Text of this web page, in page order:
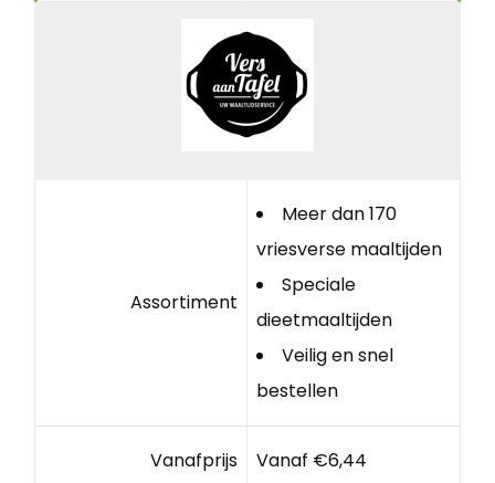
Assortiment
Meer dan 170
vriesverse maaltijden
Speciale
dieetmaaltijden
Veilig en snel
bestellen
Vanafprijs Vanaf €6,44